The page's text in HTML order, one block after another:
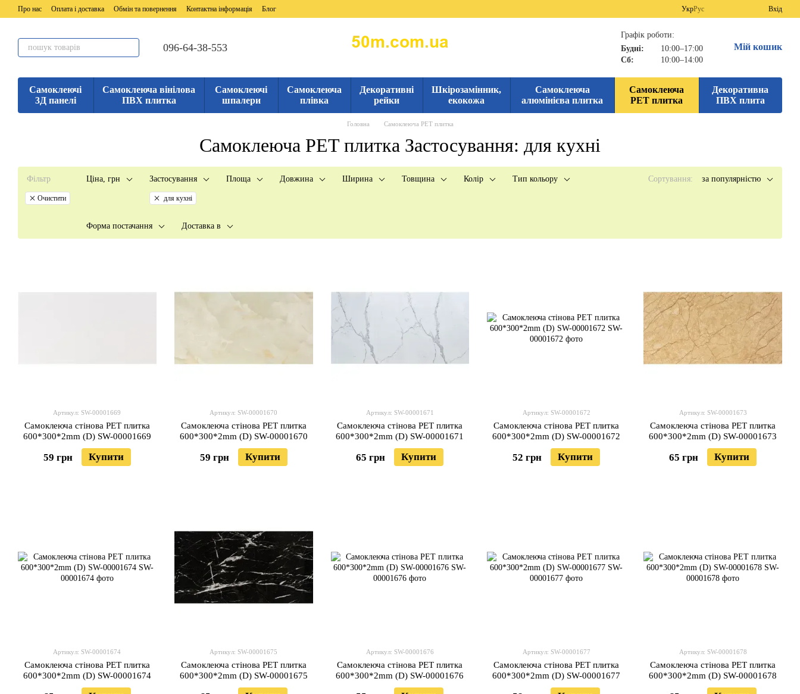
Перейти до основного контенту
Про нас Оплата і доставка Обмін та повернення Контактна інформація Блог УкрРус Вхід
096-64-38-553
Графік роботи:
Будні:
10:00–17:00
Сб:
10:00–14:00
Мій кошик
Самоклеючі
3Д панелі
Самоклеюча вінілова
ПВХ плитка
Самоклеючі
шпалери
Самоклеюча
плівка
Декоративні
рейки
Шкірозамінник,
екокожа
Самоклеюча
алюмінієва плитка
Самоклеюча
PET плитка
Декоративна
ПВХ плита
Головна Самоклеюча PET плитка
Самоклеюча PET плитка Застосування: для кухні
Фільтр
Очистити
Ціна, грн Застосування
для кухні
Площа Довжина Ширина Товщина Колір Тип кольору
Форма постачання Доставка в
Сортування: за популярністю
Артикул: SW-00001669
Самоклеюча стінова PET плитка
600*300*2mm (D) SW-00001669
59 грн Купити
Артикул: SW-00001670
Самоклеюча стінова PET плитка
600*300*2mm (D) SW-00001670
59 грн Купити
Артикул: SW-00001671
Самоклеюча стінова PET плитка
600*300*2mm (D) SW-00001671
65 грн Купити
Артикул: SW-00001672
Самоклеюча стінова PET плитка
600*300*2mm (D) SW-00001672
52 грн Купити
Артикул: SW-00001673
Самоклеюча стінова PET плитка
600*300*2mm (D) SW-00001673
65 грн Купити
Артикул: SW-00001674
Самоклеюча стінова PET плитка
600*300*2mm (D) SW-00001674
Артикул: SW-00001675
Самоклеюча стінова PET плитка
600*300*2mm (D) SW-00001675
Артикул: SW-00001676
Самоклеюча стінова PET плитка
600*300*2mm (D) SW-00001676
Артикул: SW-00001677
Самоклеюча стінова PET плитка
600*300*2mm (D) SW-00001677
Артикул: SW-00001678
Самоклеюча стінова PET плитка
600*300*2mm (D) SW-00001678